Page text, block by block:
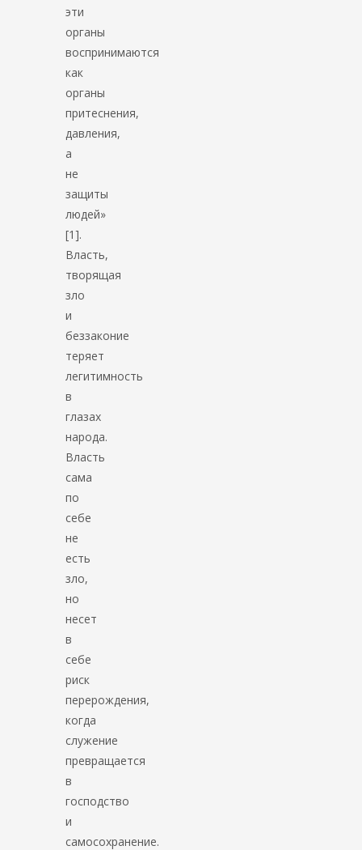
эти
органы
воспринимаются
как
органы
притеснения,
давления,
а
не
защиты
людей»
[1].
Власть,
творящая
зло
и
беззаконие
теряет
легитимность
в
глазах
народа.
Власть
сама
по
себе
не
есть
зло,
но
несет
в
себе
риск
перерождения,
когда
служение
превращается
в
господство
и
самосохранение.